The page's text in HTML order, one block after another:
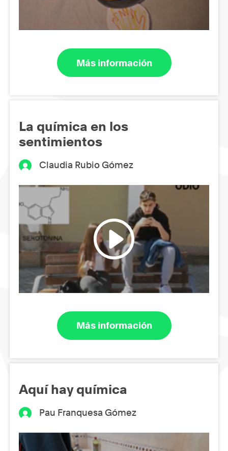
Más información
La química en los
sentimientos
Claudia Rubio Gómez
Más información
Aquí hay química
Pau Franquesa Gómez